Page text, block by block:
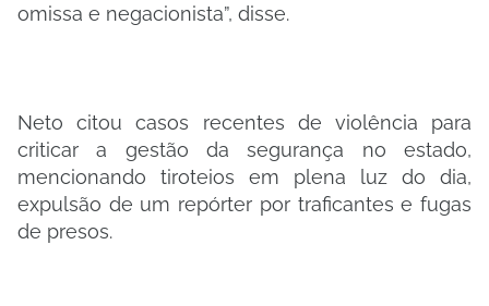
omissa e negacionista”, disse.
Neto citou casos recentes de violência para
criticar a gestão da segurança no estado,
mencionando tiroteios em plena luz do dia,
expulsão de um repórter por traficantes e fugas
de presos.